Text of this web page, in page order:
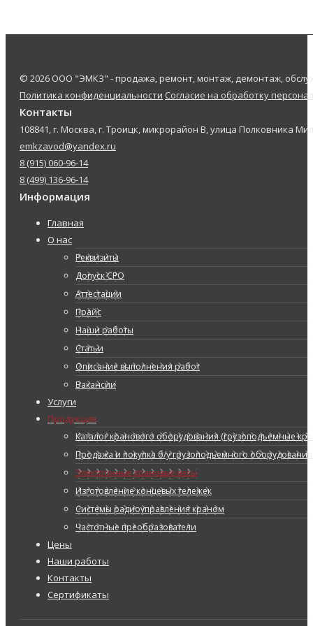
© 2026 ООО "ЭМКЗ" - продажа, ремонт, монтаж, демонтаж,
Политика конфиденциальности Согласие на обработку
Контакты
108841, г. Москва, г. Троицк, микрорайон В, улица Полковника
emkzavod@yandex.ru
8 (915) 060-96-14
8 (499) 136-96-14
Информация
Главная
О нас
Реквизиты
Допуск СРО
Аттестации
Прайс
Наши работы
Статьи
Описание выполнения работ
Вакансии
Услуги
Продукция
Каталог кранового оборудования (грузоподъемные
Продажа и покупка б/у грузоподъемного оборудования
Электронные крановые весы
Изготовление концевых тележек
Системы радиоуправления краном
Частотные преобразователи
Цены
Наши работы
Контакты
Сертификаты